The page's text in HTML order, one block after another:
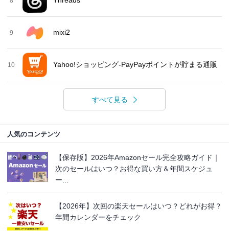
9 mixi2
10 Yahoo!ショッピング-PayPayポイントが貯まる通販
すべて見る
人気のコンテンツ
【保存版】2026年Amazonセール完全攻略ガイド｜
次のセールはいつ？お得な買い方＆年間スケジュ
ー...
【2026年】次回の楽天セールはいつ？どれがお得？
年間カレンダーをチェック